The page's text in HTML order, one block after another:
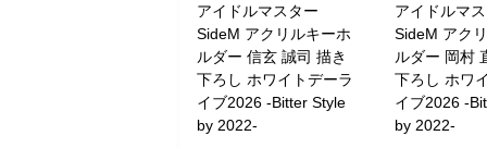
アイドルマスター
SideM アクリルキーホ
ルダー 信玄 誠司 描き
下ろし ホワイトデーラ
イブ2026 -Bitter Style
by 2022-
アイドルマ
SideM アク
ルダー 岡村
下ろし ホワ
イブ2026 -
by 2022-